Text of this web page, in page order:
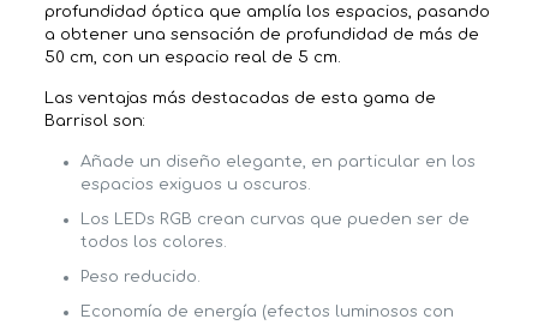
profundidad óptica que amplía los espacios, pasando
a obtener una sensación de profundidad de más de
50 cm, con un espacio real de 5 cm.
Las ventajas más destacadas de esta gama de
Barrisol son:
Añade un diseño elegante, en particular en los
espacios exiguos u oscuros.
Los LEDs RGB crean curvas que pueden ser de
todos los colores.
Peso reducido.
Economía de energía (efectos luminosos con